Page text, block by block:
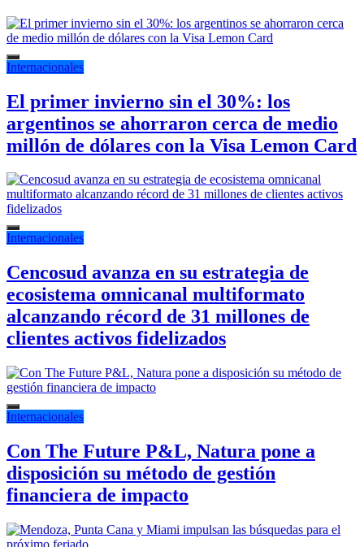
Internacionales
El primer invierno sin el 30%: los
argentinos se ahorraron cerca de medio
millón de dólares con la Visa Lemon Card
Internacionales
Cencosud avanza en su estrategia de
ecosistema omnicanal multiformato
alcanzando récord de 31 millones de
clientes activos fidelizados
Internacionales
Con The Future P&L, Natura pone a
disposición su método de gestión
financiera de impacto